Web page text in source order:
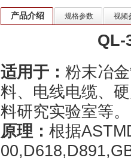
产品介绍 规格参数 视频
QL-
适用于： 粉末冶
料、电线电缆、
料研究实验室等。
原理： 根据